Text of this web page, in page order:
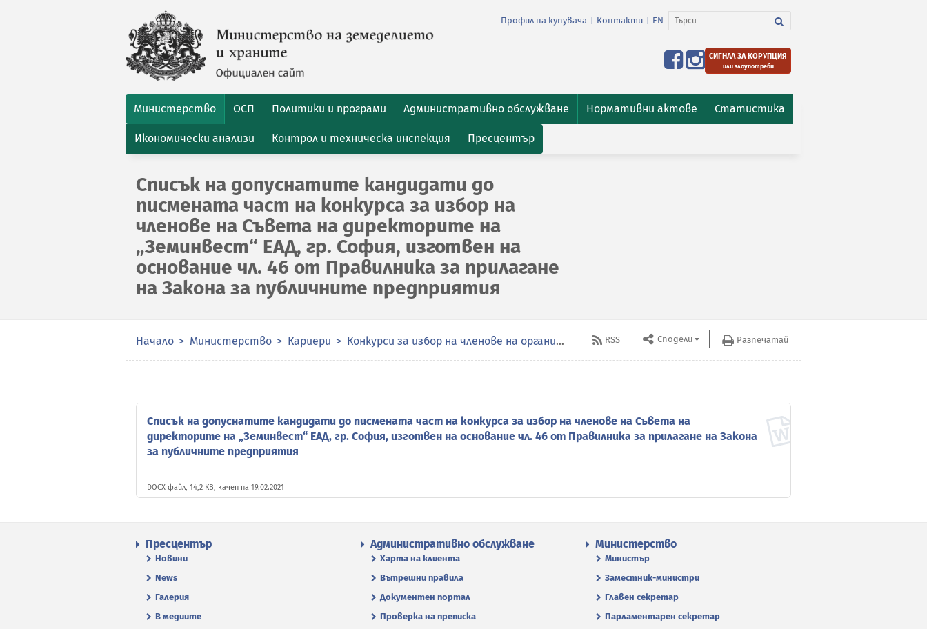
Профил на купувача Контакти EN
СИГНАЛ ЗА КОРУПЦИЯ
или злоупотреби
Министерство ОСП Политики и програми Административно обслужване Нормативни актове Статистика
Икономически анализи Контрол и техническа инспекция Пресцентър
Списък на допуснатите кандидати до
писмената част на конкурса за избор на
членове на Съвета на директорите на
„Земинвест“ ЕАД, гр. София, изготвен на
основание чл. 46 от Правилника за прилагане
на Закона за публичните предприятия
Начало Министерство Кариери Конкурси за избор на членове на органите за управление и контрол в публичните предприятия RSS Сподели Разпечатай
Списък на допуснатите кандидати до писмената част на конкурса за избор на членове на Съвета на
директорите на „Земинвест“ ЕАД, гр. София, изготвен на основание чл. 46 от Правилника за прилагане на Закона
за публичните предприятия
DOCX файл, 14,2 KB, качен на 19.02.2021
Пресцентър
Новини
News
Галерия
В медиите
Административно обслужване
Харта на клиента
Вътрешни правила
Документен портал
Проверка на преписка
Министерство
Министър
Заместник-министри
Главен секретар
Парламентарен секретар